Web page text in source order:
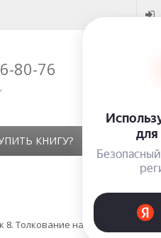
80-76
КНИГУ?
Толкование на Псалтырь (пс. XXIV